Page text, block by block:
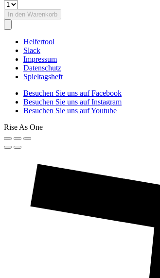
In den Warenkorb
Helfertool
Slack
Impressum
Datenschutz
Spieltagsheft
Besuchen Sie uns auf Facebook
Besuchen Sie uns auf Instagram
Besuchen Sie uns auf Youtube
Rise As One